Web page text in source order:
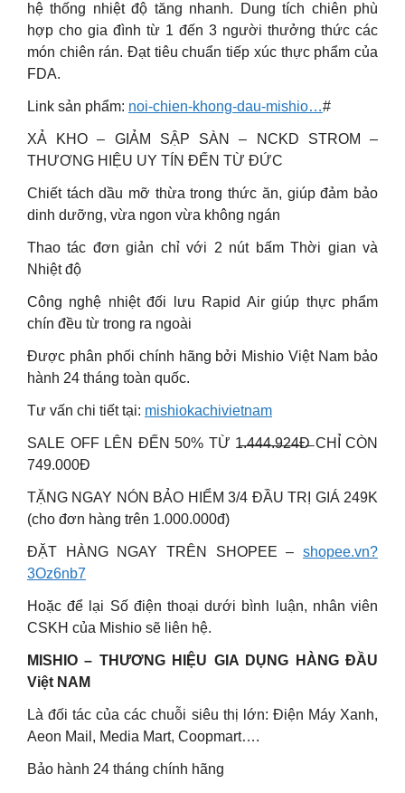
hệ thống nhiệt độ tăng nhanh. Dung tích chiên phù
hợp cho gia đình từ 1 đến 3 người thưởng thức các
món chiên rán. Đạt tiêu chuẩn tiếp xúc thực phẩm của
FDA.
Link sản phẩm: noi-chien-khong-dau-mishio…#
XẢ KHO – GIẢM SẬP SÀN – NCKD STROM –
THƯƠNG HIỆU UY TÍN ĐẾN TỪ ĐỨC
Chiết tách dầu mỡ thừa trong thức ăn, giúp đảm bảo
dinh dưỡng, vừa ngon vừa không ngán
Thao tác đơn giản chỉ với 2 nút bấm Thời gian và
Nhiệt độ
Công nghệ nhiệt đối lưu Rapid Air giúp thực phẩm
chín đều từ trong ra ngoài
Được phân phối chính hãng bởi Mishio Việt Nam bảo
hành 24 tháng toàn quốc.
Tư vấn chi tiết tại: mishiokachivietnam
SALE OFF LÊN ĐẾN 50% TỪ 1̶.̶4̶4̶4̶.̶9̶2̶4̶Đ̶ CHỈ CÒN
749.000Đ
TẶNG NGAY NÓN BẢO HIỂM 3/4 ĐẦU TRỊ GIÁ 249K
(cho đơn hàng trên 1.000.000đ)
ĐẶT HÀNG NGAY TRÊN SHOPEE – shopee.vn?
3Oz6nb7
Hoặc để lại Số điện thoại dưới bình luận, nhân viên
CSKH của Mishio sẽ liên hệ.
MISHIO – THƯƠNG HIỆU GIA DỤNG HÀNG ĐẦU
Việt NAM
Là đối tác của các chuỗi siêu thị lớn: Điện Máy Xanh,
Aeon Mail, Media Mart, Coopmart….
Bảo hành 24 tháng chính hãng